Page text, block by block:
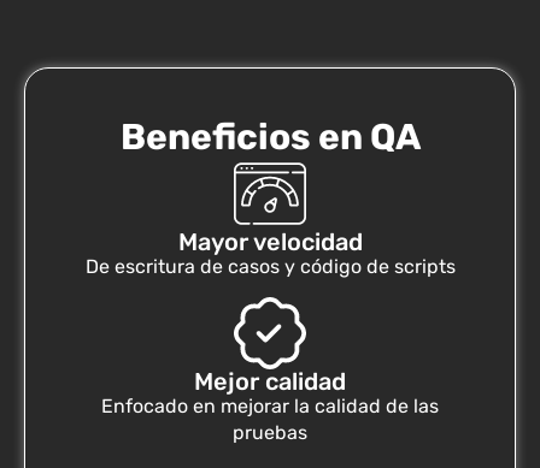
Beneficios en QA
Mayor velocidad
De escritura de casos y código de scripts
Mejor calidad
Enfocado en mejorar la calidad de las
pruebas